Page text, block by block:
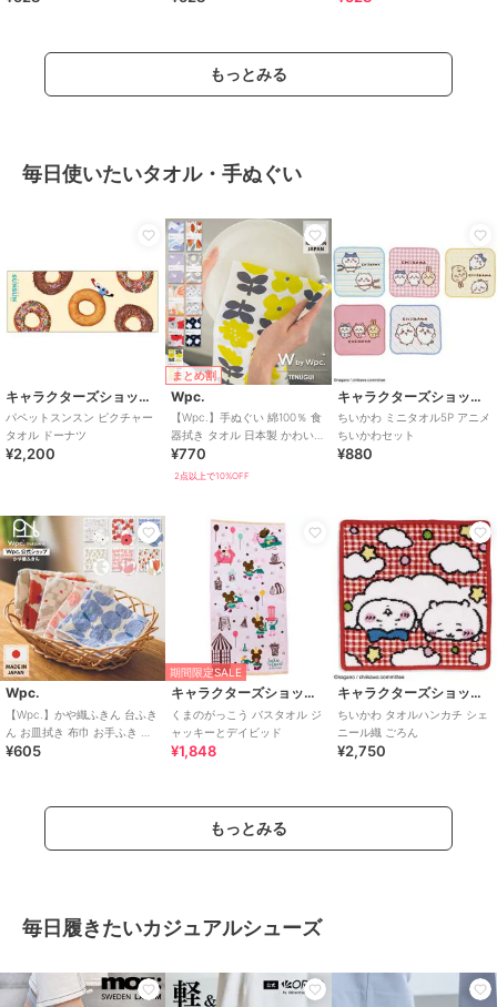
もっとみる
毎日使いたいタオル・手ぬぐい
キャラクターズショップ ラフラフ
パペットスンスン ピクチャー
タオル ドーナツ
¥2,200
まとめ割
Wpc.
【Wpc.】手ぬぐい 綿100％ 食
器拭き タオル 日本製 かわいい
おしゃれ
¥770
2点以上で10%OFF
キャラクターズショップ ラフラフ
ちいかわ ミニタオル5P アニメ
ちいかわセット
¥880
Wpc.
【Wpc.】かや織ふきん 台ふき
ん お皿拭き 布巾 お手ふき 綿
100％ 北欧 レディース 日本製
¥605
期間限定SALE
キャラクターズショップ ラフラフ
くまのがっこう バスタオル ジ
ャッキーとデイビッド
¥1,848
キャラクターズショップ ラフラフ
ちいかわ タオルハンカチ シェ
ニール織 ごろん
¥2,750
もっとみる
毎日履きたいカジュアルシューズ